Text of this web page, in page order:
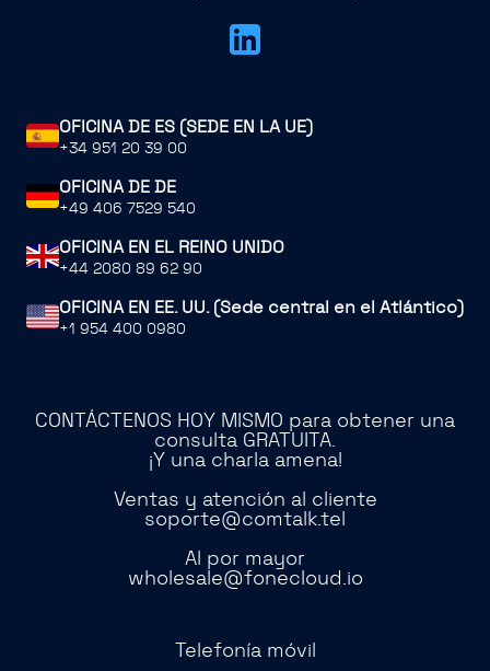
OFICINA DE ES (SEDE EN LA UE)
+34 951 20 39 00
OFICINA DE DE
+49 406 7529 540
OFICINA EN EL REINO UNIDO
+44 2080 89 62 90
OFICINA EN EE. UU. (Sede central en el Atlántico)
+1 954 400 0980
CONTÁCTENOS HOY MISMO para obtener una
consulta GRATUITA.
¡Y una charla amena!
Ventas y atención al cliente
soporte@comtalk.tel
Al por mayor
wholesale@fonecloud.io
Telefonía móvil